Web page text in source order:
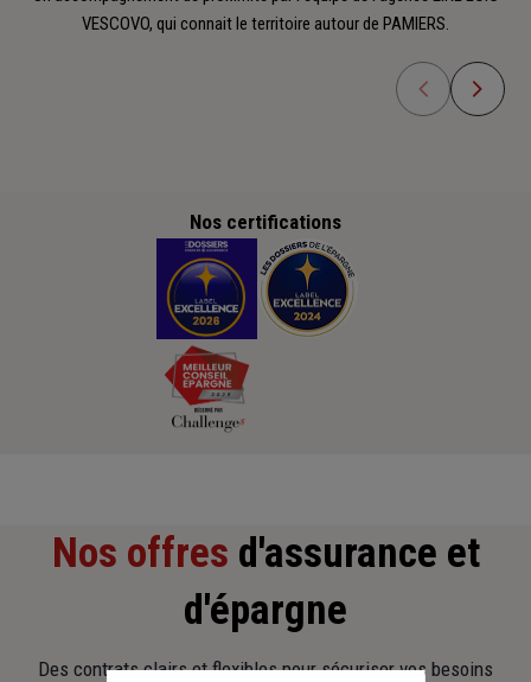
VESCOVO, qui connait le territoire autour de PAMIERS.
Nos certifications
Nos offres d'assurance et
d'épargne
Des contrats clairs et flexibles pour sécuriser vos besoins